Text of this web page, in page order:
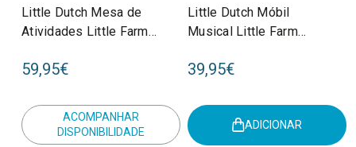
Little Dutch Mesa de
Atividades Little Farm
59,95€
ACOMPANHAR
DISPONIBILIDADE
Little Dutch Móbil
Musical Little Farm
39,95€
ADICIONAR